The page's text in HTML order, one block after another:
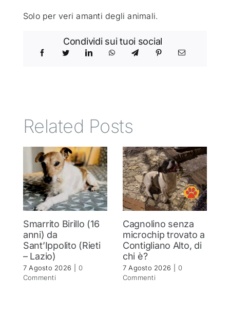
Solo per veri amanti degli animali.
Condividi sui tuoi social
Related Posts
Smarrito Birillo (16
anni) da
Sant’Ippolito (Rieti
– Lazio)
7 Agosto 2026
0
Commenti
Cagnolino senza
microchip trovato a
Contigliano Alto, di
chi è?
7 Agosto 2026
0
Commenti